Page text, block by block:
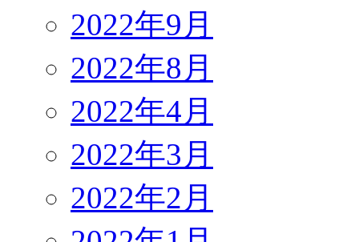
2022年9月
2022年8月
2022年4月
2022年3月
2022年2月